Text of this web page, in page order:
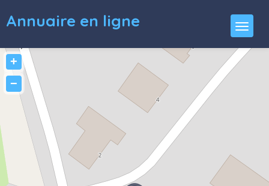
Annuaire en ligne
+
−